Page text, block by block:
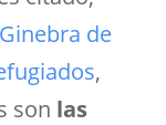
de
,
son las